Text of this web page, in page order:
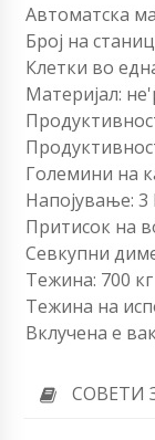
Автоматска
Број на
Клетки во
Материјал:
Големини на
Напојување: 3
Притисок на
Севкупни
Тежина: 700 кг
Тежина на
Вклучена е
СОВЕТИ